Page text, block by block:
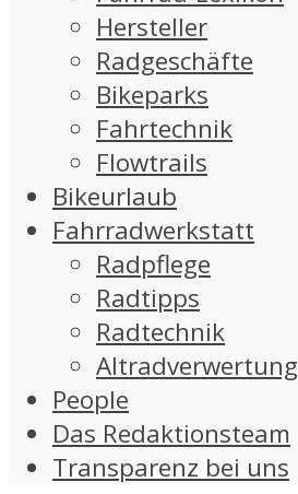
Hersteller
Radgeschäfte
Bikeparks
Fahrtechnik
Flowtrails
Bikeurlaub
Fahrradwerkstatt
Radpflege
Radtipps
Radtechnik
Altradverwertung
People
Das Redaktionsteam
Transparenz bei uns